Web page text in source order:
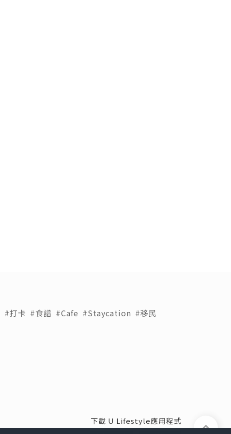
#打卡 #食譜 #Cafe #Staycation #移民
下載 U Lifestyle應用程式